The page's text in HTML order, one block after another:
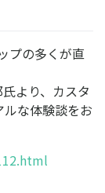
プの多くが直
より、カスタ
な体験談をお